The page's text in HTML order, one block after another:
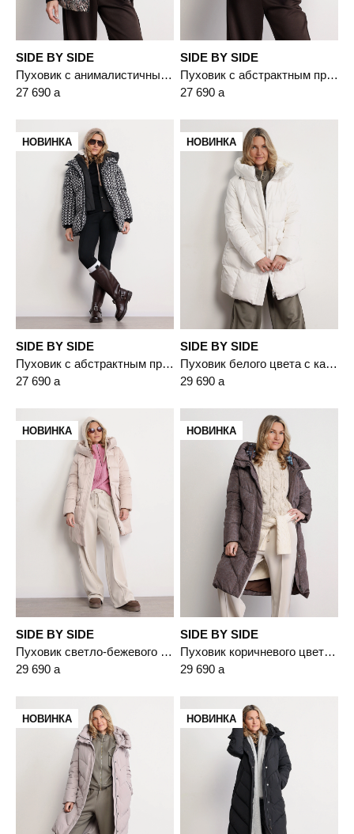
SIDE BY SIDE
Пуховик с анималистичным принтом цвета мульти с капюшоном-манишкой
27 690 a
SIDE BY SIDE
Пуховик с абстрактным принтом цвета мульти с капюшоном-манишкой
27 690 a
НОВИНКА
SIDE BY SIDE
Пуховик с абстрактным принтом черного цвета с капюшоном-манишкой
27 690 a
НОВИНКА
SIDE BY SIDE
Пуховик белого цвета с капюшоном
29 690 a
НОВИНКА
SIDE BY SIDE
Пуховик светло-бежевого цвета с капюшоном
29 690 a
НОВИНКА
SIDE BY SIDE
Пуховик коричневого цвета с двойным капюшоном
29 690 a
НОВИНКА НОВИНКА